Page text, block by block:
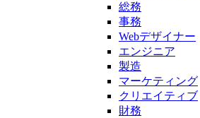
総務
事務
Webデザイナー
エンジニア
製造
マーケティング
クリエイティブ
財務